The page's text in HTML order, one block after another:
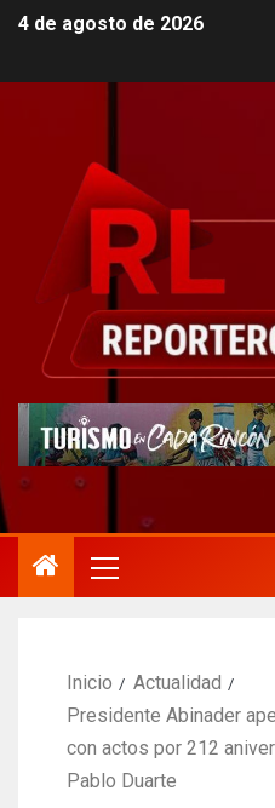
4 de agosto de 2026
Inicio
Actualidad
Presidente Abinader
con actos por 212
Pablo Duarte